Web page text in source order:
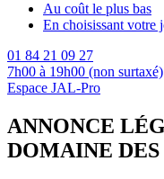
Au coût le plus bas
En choisissant votre
01 84 21 09 27
7h00 à 19h00 (non surtaxé)
Espace JAL-Pro
ANNONCE
DOMAINE